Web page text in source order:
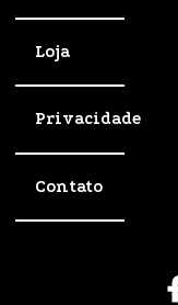
Loja
Privacidade
Contato